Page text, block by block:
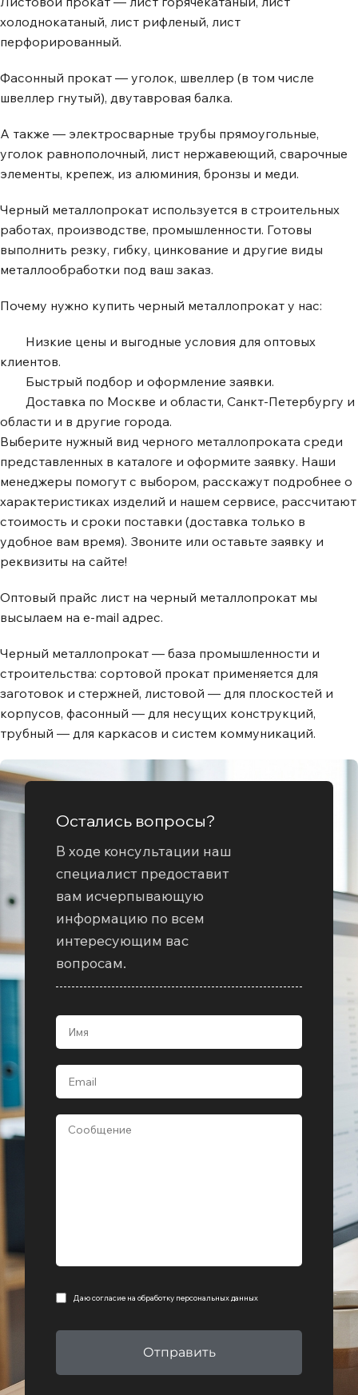
холоднокатаный, лист рифленый, лист
перфорированный.
Фасонный прокат — уголок, швеллер (в том числе
швеллер гнутый), двутавровая балка.
А также — электросварные трубы прямоугольные,
уголок равнополочный, лист нержавеющий, сварочные
элементы, крепеж, из алюминия, бронзы и меди.
Черный металлопрокат используется в строительных
работах, производстве, промышленности. Готовы
выполнить резку, гибку, цинкование и другие виды
металлообработки под ваш заказ.
Почему нужно купить черный металлопрокат у нас:
Низкие цены и выгодные условия для оптовых
клиентов.
Быстрый подбор и оформление заявки.
Доставка по Москве и области, Санкт-Петербургу и
области и в другие города.
Выберите нужный вид черного металлопроката среди
представленных в каталоге и оформите заявку. Наши
менеджеры помогут с выбором, расскажут подробнее о
характеристиках изделий и нашем сервисе, рассчитают
стоимость и сроки поставки (доставка только в
удобное вам время). Звоните или оставьте заявку и
реквизиты на сайте!
Оптовый прайс лист на черный металлопрокат мы
высылаем на e-mail адрес.
Черный металлопрокат — база промышленности и
строительства: сортовой прокат применяется для
заготовок и стержней, листовой — для плоскостей и
корпусов, фасонный — для несущих конструкций,
трубный — для каркасов и систем коммуникаций.
Остались вопросы?
В ходе консультации наш
специалист предоставит
вам исчерпывающую
информацию по всем
интересующим вас
вопросам.
Даю согласие на обработку персональных данных
Отправить